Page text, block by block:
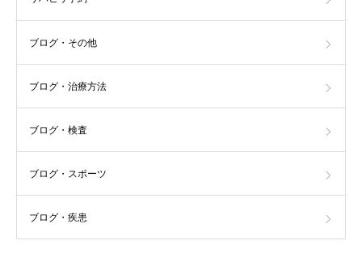
ブログ・その他
ブログ・治療方法
ブログ・検査
ブログ・スポーツ
ブログ・疾患